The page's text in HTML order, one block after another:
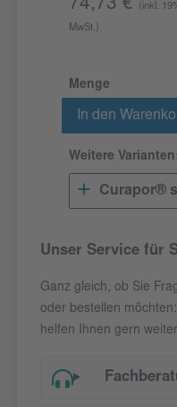
74,73 €
(inkl.
MwSt.)
Menge
In den
Weitere
Curapor®
Unser Service für
Ganz gleich, ob Sie
oder bestellen
helfen Ihnen gern